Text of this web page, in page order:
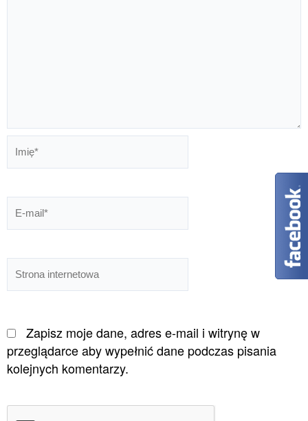
Imię*
E-
mail*
Strona
Zapisz moje dane, adres e-mail i witrynę w
przeglądarce aby wypełnić dane podczas pisania
kolejnych komentarzy.